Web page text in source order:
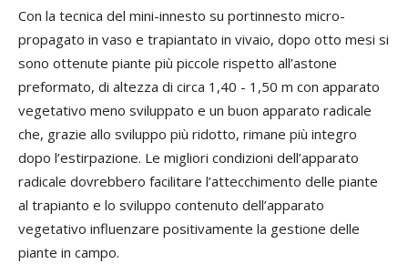
Con la tecnica del mini-innesto su portinnesto micro-
propagato in vaso e trapiantato in vivaio, dopo otto mesi si
sono ottenute piante più piccole rispetto all’astone
preformato, di altezza di circa 1,40 - 1,50 m con apparato
vegetativo meno sviluppato e un buon apparato radicale
che, grazie allo sviluppo più ridotto, rimane più integro
dopo l’estirpazione. Le migliori condizioni dell’apparato
radicale dovrebbero facilitare l’attecchimento delle piante
al trapianto e lo sviluppo contenuto dell’apparato
vegetativo influenzare positivamente la gestione delle
piante in campo.